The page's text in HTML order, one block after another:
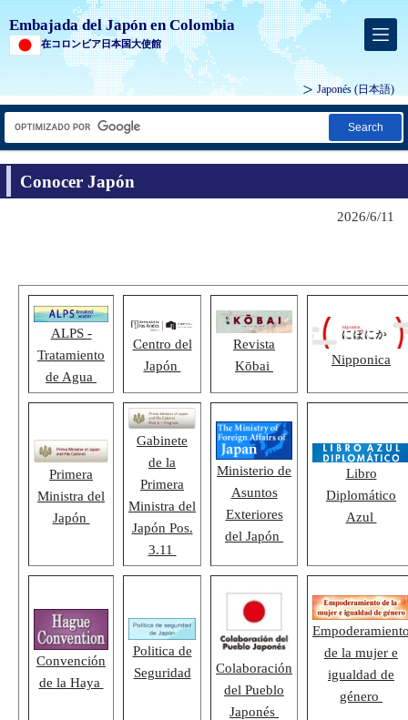
Embajada del Japón en Colombia
在コロンビア日本国大使館
Japonés (日本語)
Search
Conocer Japón
2026/6/11
ALPS -
Tratamiento
de Agua
Centro del
Japón
Revista
Kōbai
Nipponica
Primera
Ministra del
Japón
Gabinete
de la
Primera
Ministra del
Japón Pos.
3.11
Ministerio de
Asuntos
Exteriores
del Japón
Libro
Diplomático
Azul
Convención
de la Haya
Politica de
Seguridad
Colaboración
del Pueblo
Japonés
de la mujer e
igualdad de
género